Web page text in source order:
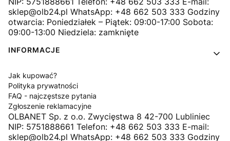
sklep@olb24.pl WhatsApp: +48 662 503 333 Godziny
otwarcia: Poniedziałek – Piątek: 09:00-17:00 Sobota:
09:00-13:00 Niedziela: zamknięte
INFORMACJE
Jak kupować?
Polityka prywatności
FAQ - najczęstsze pytania
Zgłoszenie reklamacyjne
OLBANET Sp. z o.o. Zwycięstwa 8 42-700 Lubliniec
NIP: 5751888661 Telefon: +48 662 503 333 E-mail:
sklep@olb24.pl WhatsApp: +48 662 503 333 Godziny